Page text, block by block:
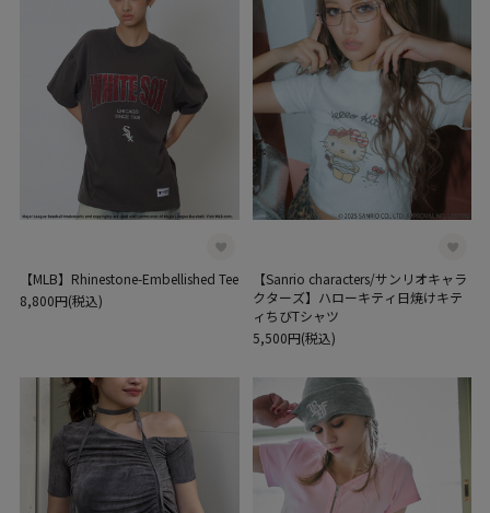
【MLB】Rhinestone-Embellished Tee
8,800円(税込)
【Sanrio characters/サンリオキャラ
クターズ】ハローキティ日焼けキテ
ィちびTシャツ
5,500円(税込)